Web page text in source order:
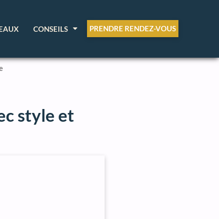
CONSEILS PRENDRE RENDEZ-VOUS
style et